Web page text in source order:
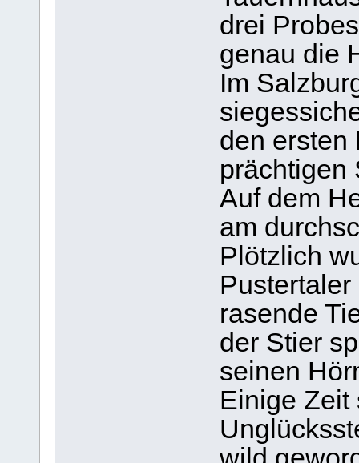
drei
genau die
Im
den ersten
prächtigen
Auf dem
am
Plötzlich
rasende
der Stier
seinen
Einige Zeit